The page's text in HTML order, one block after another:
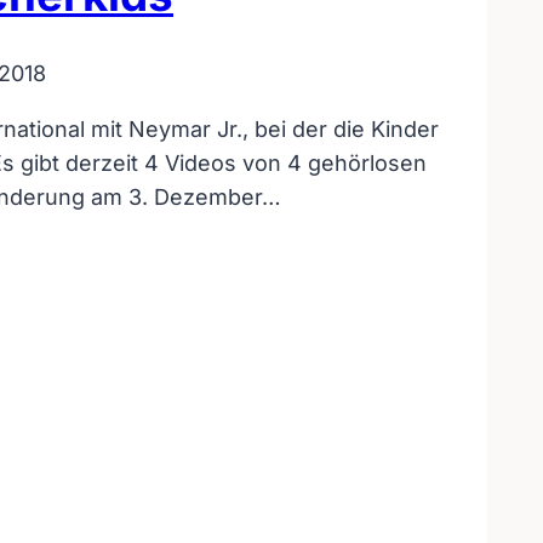
mit Neymar Jr., bei der die Kinder
gibt derzeit 4 Videos von 4 gehörlosen
am 3. Dezember…